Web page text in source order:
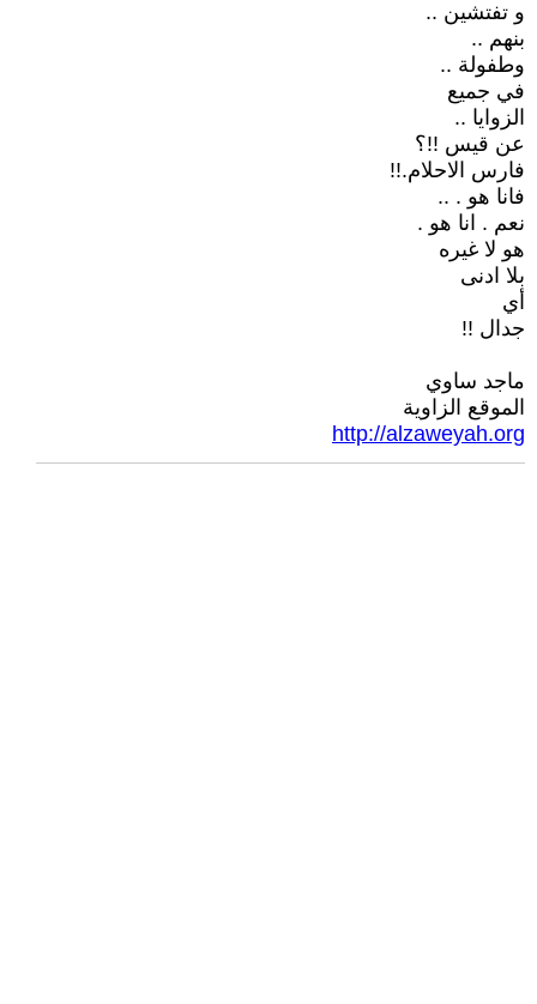
و تفتشين ..
بنهم ..
وطفولة ..
في جميع
الزوايا ..
عن قيس !!؟
فارس الاحلام.!!
فانا هو . ..
نعم . انا هو .
هو لا غيره
بلا ادنى
أي
جدال !!
ماجد ساوي
الموقع الزاوية
http://alzaweyah.org